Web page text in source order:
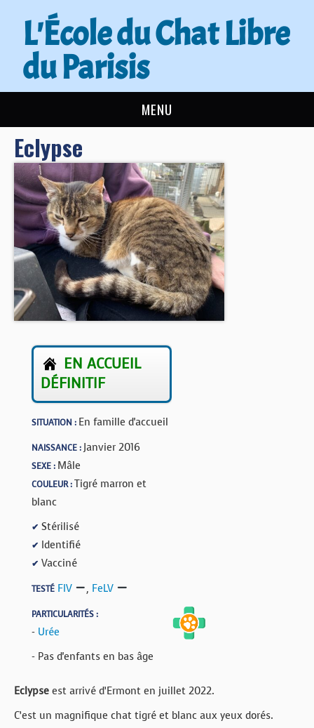
L'École du Chat Libre
du Parisis
MENU
L’ÉCOLE DU CHAT
ACTUALITÉS
ADOPTER
NOUS AIDER
CONTACT
BOUTIQUE
FORUM
Eclypse
EN ACCUEIL
DÉFINITIF
SITUATION : En famille d'accueil
NAISSANCE : Janvier 2016
SEXE : Mâle
COULEUR :Tigré marron et
blanc
✔ Stérilisé
✔ Identifié
✔ Vacciné
TESTÉ FIV , FeLV
PARTICULARITÉS :
- Urée
- Pas d'enfants en bas âge
Eclypse est arrivé d’Ermont en juillet 2022.
C’est un magnifique chat tigré et blanc aux yeux dorés.